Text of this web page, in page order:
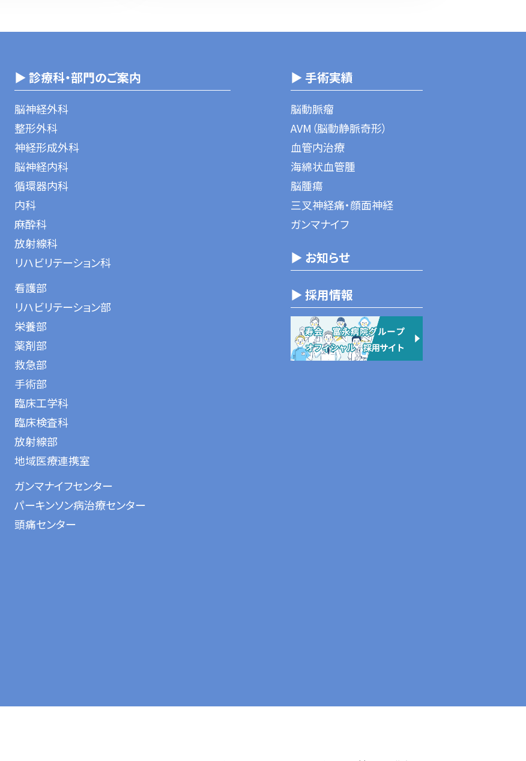
▶ 診療科・部門のご案内
脳神経外科
整形外科
神経形成外科
脳神経内科
循環器内科
内科
麻酔科
放射線科
リハビリテーション科
看護部
リハビリテーション部
栄養部
薬剤部
救急部
手術部
臨床工学科
臨床検査科
放射線部
地域医療連携室
ガンマナイフセンター
パーキンソン病治療センター
頭痛センター
▶ 手術実績
脳動脈瘤
AVM（脳動静脈奇形）
血管内治療
海綿状血管腫
脳腫瘍
三叉神経痛・顔面神経
ガンマナイフ
▶ お知らせ
▶ 採用情報